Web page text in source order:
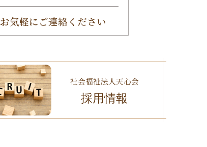
お気軽にご連絡ください
社会福祉法人天心会
採用情報